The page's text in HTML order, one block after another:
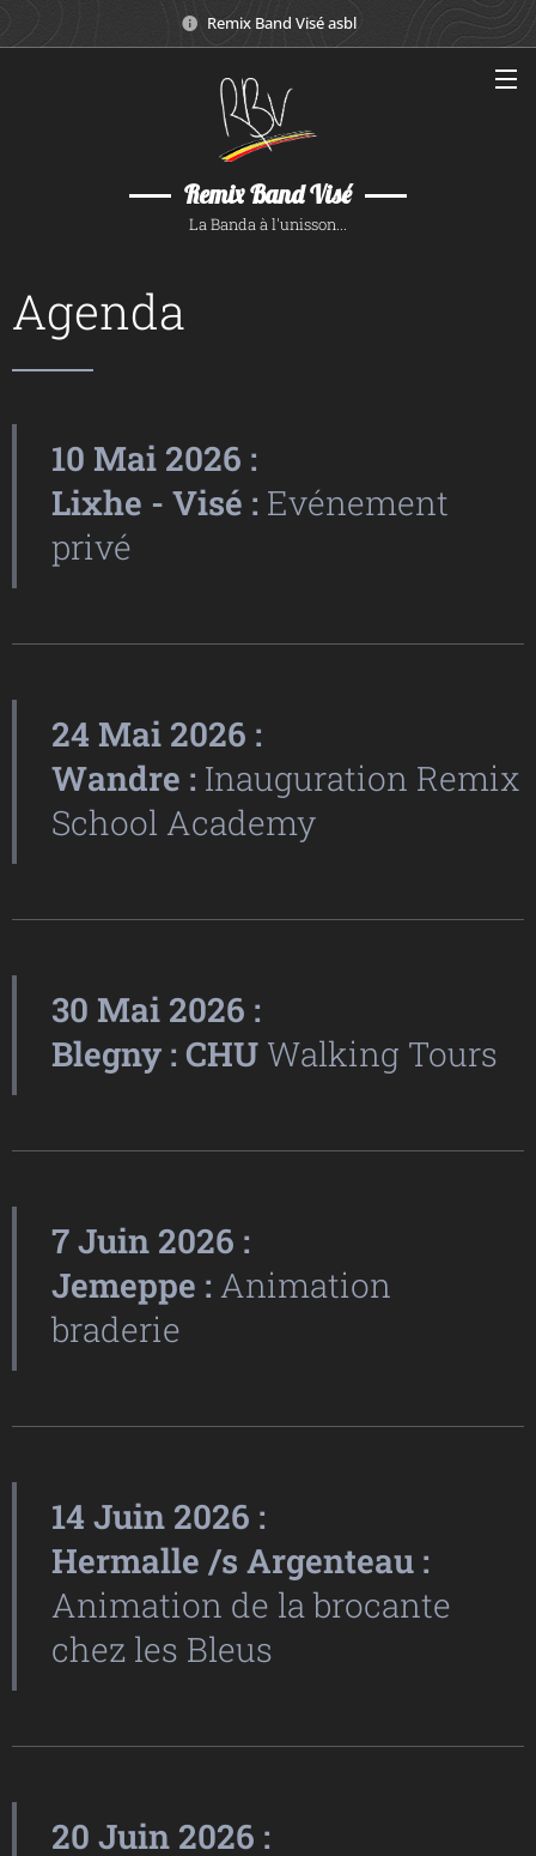
Remix Band Visé asbl
Remix Band Visé
La Banda à l'unisson...
Agenda
10 Mai 2026 :
Lixhe - Visé : Evénement
privé
24 Mai 2026 :
Wandre : Inauguration Remix
School Academy
30 Mai 2026 :
Blegny : CHU Walking Tours
7 Juin 2026 :
Jemeppe : Animation
braderie
14 Juin 2026 :
Hermalle /s Argenteau :
Animation de la brocante
chez les Bleus
20 Juin 2026 :